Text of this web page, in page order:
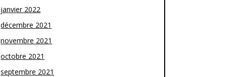
janvier 2022
décembre 2021
novembre 2021
octobre 2021
septembre 2021